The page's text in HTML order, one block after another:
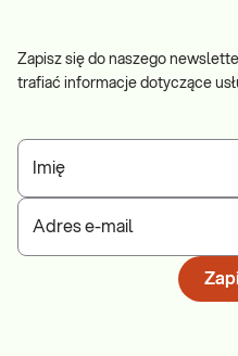
Zapisz się do naszego
trafiać informacje dotyczące
Imię
Adres e-mail